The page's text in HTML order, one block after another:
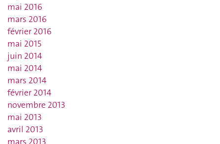
mai 2016
mars 2016
février 2016
mai 2015
juin 2014
mai 2014
mars 2014
février 2014
novembre 2013
mai 2013
avril 2013